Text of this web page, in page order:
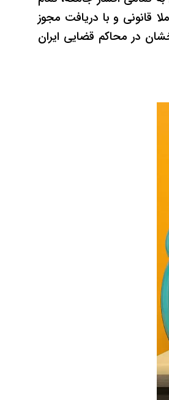
قانونی و با دریافت مجوز
از ۱۵ سال سابقه درخشان در محاکم قضایی ایران